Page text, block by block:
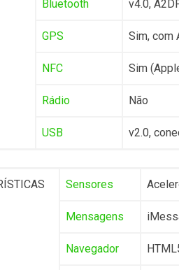
Bluetooth v4.0,
GPS Sim, com
NFC Sim
Rádio Não
USB v2.0,
Sensores
Mensagens
Navegador